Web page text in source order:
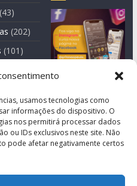
usamos tecnologias como
informações do dispositivo. O
nos permitirá processar dados
ou IDs exclusivos neste site. Não
pode afetar negativamente certos
(43)
(202)
(101)